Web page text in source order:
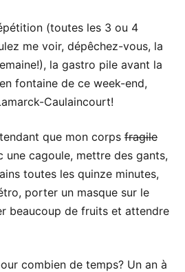
(toutes les 3 ou 4
me voir, dépêchez-vous, la
la gastro pile avant la
fontaine de ce week-end,
Caulaincourt!
que mon corps fragile
une cagoule, mettre des gants,
toutes les quinze minutes,
porter un masque sur le
beaucoup de fruits et attendre
combien de temps? Un an à